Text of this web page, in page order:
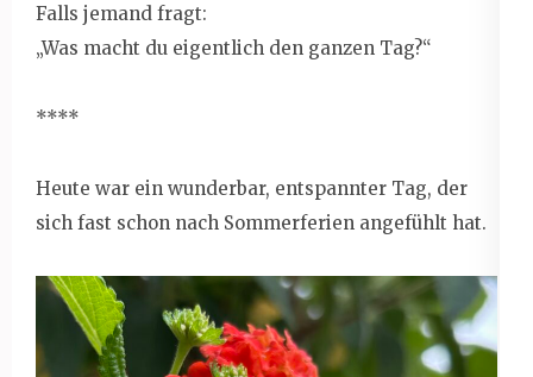
Falls jemand fragt:
„Was macht du eigentlich den ganzen Tag?“
****
Heute war ein wunderbar, entspannter Tag, der
sich fast schon nach Sommerferien angefühlt hat.